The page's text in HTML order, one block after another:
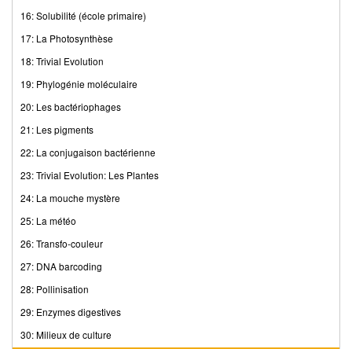
16: Solubilité (école primaire)
17: La Photosynthèse
18: Trivial Evolution
19: Phylogénie moléculaire
20: Les bactériophages
21: Les pigments
22: La conjugaison bactérienne
23: Trivial Evolution: Les Plantes
24: La mouche mystère
25: La météo
26: Transfo-couleur
27: DNA barcoding
28: Pollinisation
29: Enzymes digestives
30: Milieux de culture